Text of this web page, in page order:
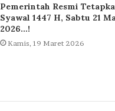
Pemerintah Resmi
Syawal 1447 H, Sabtu 21
2026…!
Kamis, 19 Maret 2026